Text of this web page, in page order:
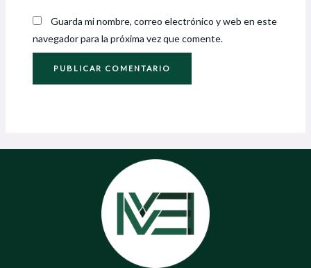
Guarda mi nombre, correo electrónico y web en este
navegador para la próxima vez que comente.